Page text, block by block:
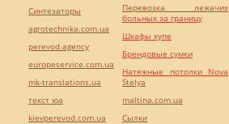
Синтезаторы
agrotechnika.com.ua
perevod.agency
europeservice.com.ua
mk-translations.ua
текст юа
kievperevod.com.ua
Перевозка лежачих
больных за границу
Шкафы купе
Брендовые сумки
Натяжные потолки Nova
Stelya
maltina.com.ua
Cылки